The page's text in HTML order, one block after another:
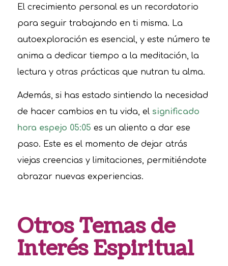
El crecimiento personal es un recordatorio
para seguir trabajando en ti misma. La
autoexploración es esencial, y este número te
anima a dedicar tiempo a la meditación, la
lectura y otras prácticas que nutran tu alma.
Además, si has estado sintiendo la necesidad
de hacer cambios en tu vida, el significado
hora espejo 05:05 es un aliento a dar ese
paso. Este es el momento de dejar atrás
viejas creencias y limitaciones, permitiéndote
abrazar nuevas experiencias.
Otros Temas de
Interés Espiritual